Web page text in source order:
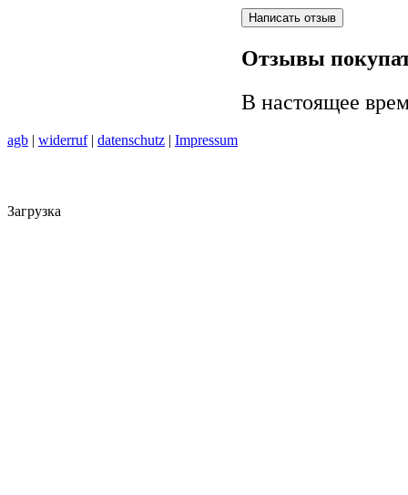
Отзывы
В настоящее
agb | widerruf| datenschutz | Impressum
Загрузка